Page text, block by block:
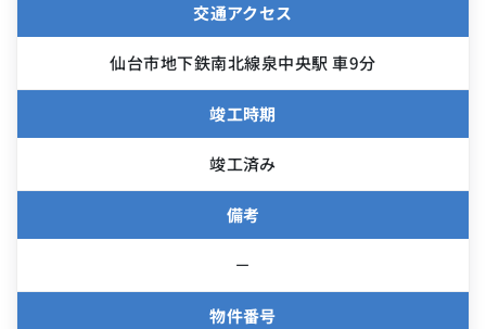
交通アクセス
仙台市地下鉄南北線泉中央駅 車9分
竣工時期
竣工済み
備考
－
物件番号